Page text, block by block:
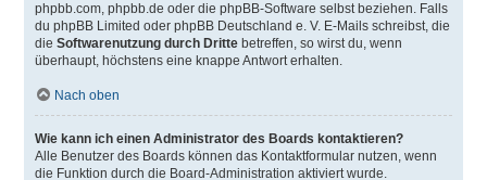
phpbb.com, phpbb.de oder die phpBB-Software selbst beziehen. Falls
du phpBB Limited oder phpBB Deutschland e. V. E-Mails schreibst, die
die Softwarenutzung durch Drittebetreffen, so wirst du, wenn
überhaupt, höchstens eine knappe Antwort erhalten.
Nach oben
Wie kann ich einen Administrator des Boards kontaktieren?
Alle Benutzer des Boards können das Kontaktformular nutzen, wenn
die Funktion durch die Board-Administration aktiviert wurde.